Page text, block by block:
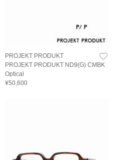
PROJEKT PRODUKT
PROJEKT PRODUKT ND9(G) CMBK
Optical
¥50,600